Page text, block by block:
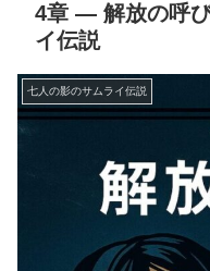
4章 ― 解放の呼
イ伝説
七人の影のサムライ伝説